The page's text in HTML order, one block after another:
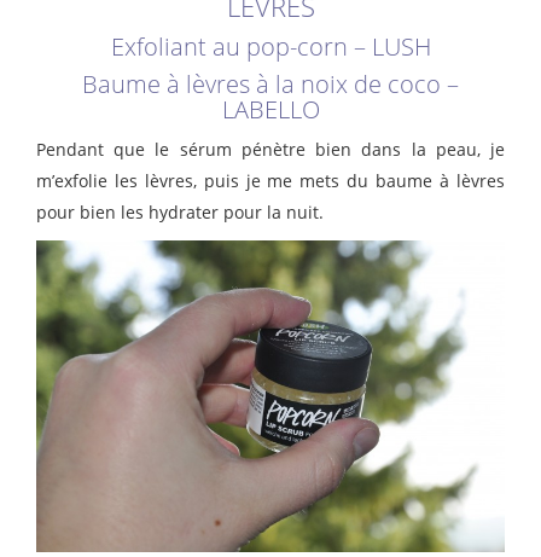
Exfoliant au pop-corn – LUSH
Baume à lèvres à la noix de coco –
LABELLO
Pendant que le sérum pénètre bien dans la peau, je
m’exfolie les lèvres, puis je me mets du baume à lèvres
pour bien les hydrater pour la nuit.